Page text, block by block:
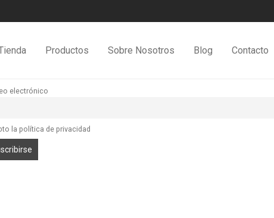
Productos Sobre Nosotros Blog Contacto
electrónico
la política de privacidad